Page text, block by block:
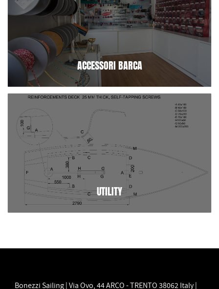
ACCESSORI BARCA
UTILITY
Bonezzi Sailing | Via Ovo, 44 ARCO - TRENTO 38062 Italy |